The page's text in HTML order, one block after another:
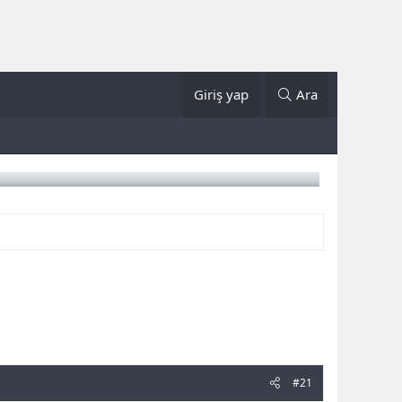
Giriş yap Ara
#21